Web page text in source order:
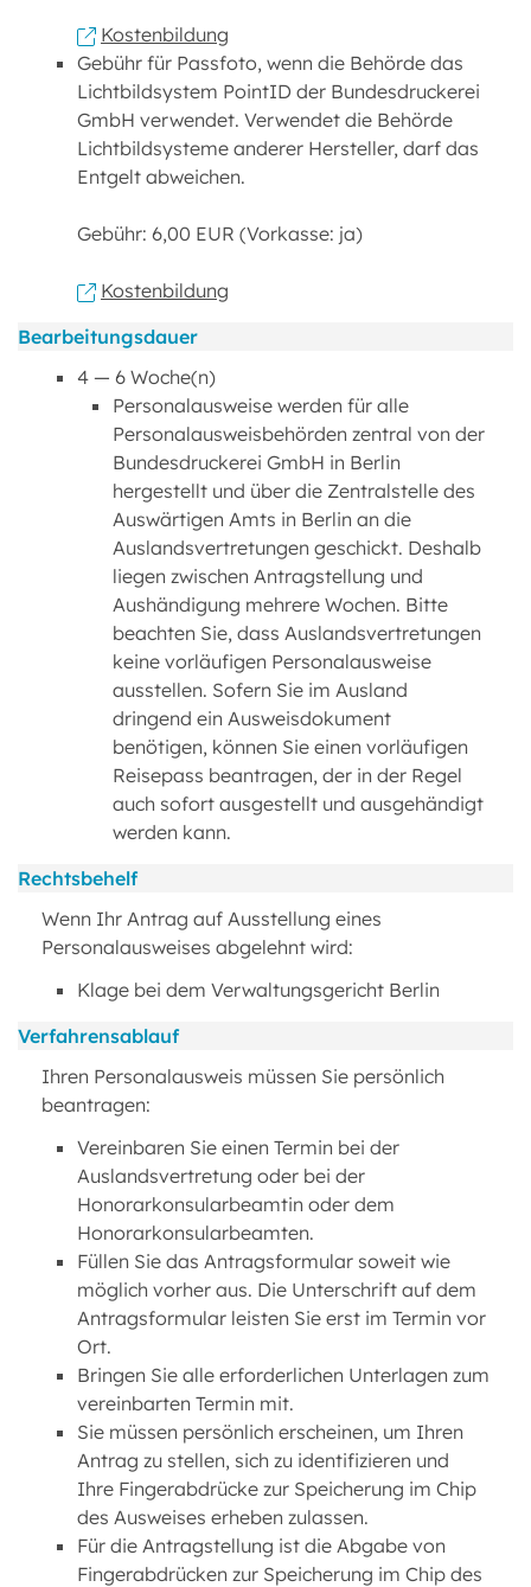
Kostenbildung
Gebühr für Passfoto, wenn die Behörde das
Lichtbildsystem PointID der Bundesdruckerei
GmbH verwendet. Verwendet die Behörde
Lichtbildsysteme anderer Hersteller, darf das
Entgelt abweichen.
Gebühr: 6,00 EUR (Vorkasse: ja)
Kostenbildung
Bearbeitungsdauer
4 — 6 Woche(n)
Personalausweise werden für alle
Personalausweisbehörden zentral von der
Bundesdruckerei GmbH in Berlin
hergestellt und über die Zentralstelle des
Auswärtigen Amts in Berlin an die
Auslandsvertretungen geschickt. Deshalb
liegen zwischen Antragstellung und
Aushändigung mehrere Wochen. Bitte
beachten Sie, dass Auslandsvertretungen
keine vorläufigen Personalausweise
ausstellen. Sofern Sie im Ausland
dringend ein Ausweisdokument
benötigen, können Sie einen vorläufigen
Reisepass beantragen, der in der Regel
auch sofort ausgestellt und ausgehändigt
werden kann.
Rechtsbehelf
Wenn Ihr Antrag auf Ausstellung eines
Personalausweises abgelehnt wird:
Klage bei dem Verwaltungsgericht Berlin
Verfahrensablauf
Ihren Personalausweis müssen Sie persönlich
beantragen:
Vereinbaren Sie einen Termin bei der
Auslandsvertretung oder bei der
Honorarkonsularbeamtin oder dem
Honorarkonsularbeamten.
Füllen Sie das Antragsformular soweit wie
möglich vorher aus. Die Unterschrift auf dem
Antragsformular leisten Sie erst im Termin vor
Ort.
Bringen Sie alle erforderlichen Unterlagen zum
vereinbarten Termin mit.
Sie müssen persönlich erscheinen, um Ihren
Antrag zu stellen, sich zu identifizieren und
Ihre Fingerabdrücke zur Speicherung im Chip
des Ausweises erheben zulassen.
Für die Antragstellung ist die Abgabe von
Fingerabdrücken zur Speicherung im Chip des